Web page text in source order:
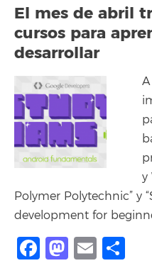
El mes de abril
cursos para
desarrollar
y
Polymer Polytechnic” y
development for
Facebook
Email